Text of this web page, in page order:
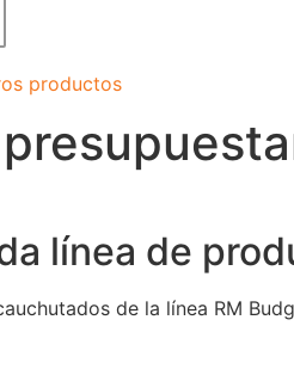
productos
línea de
de la línea RM